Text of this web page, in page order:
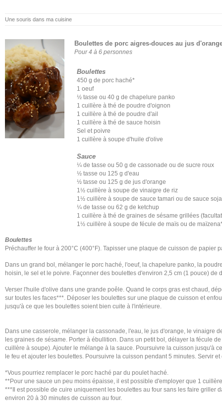
Une souris dans ma cuisine
Boulettes de porc aigres-douces au jus
Pour 4 à 6 personnes
Boulettes
450 g de porc haché*
1 oeuf
½ tasse ou 40 g de chapelure panko
1 cuillère à thé de poudre d'oignon
1 cuillère à thé de poudre d'ail
1 cuillère à thé de sauce hoisin
Sel et poivre
1 cuillère à soupe d'huile d'olive
Sauce
¼ de tasse ou 50 g de cassonade ou de sucre roux
½ tasse ou 125 g d'eau
½ tasse ou 125 g de jus d'orange
1½ cuillère à soupe de vinaigre de riz
1½ cuillère à soupe de sauce tamari ou de sauce soja
¼ de tasse ou 62 g de ketchup
1 cuillère à thé de graines de sésame grillées
1½ cuillère à soupe de fécule de maïs ou de
Boulettes
Préchauffer le four à 200°C (400°F). Tapisser une plaque de cuisson de papier
Dans un grand bol, mélanger le porc haché, l'oeuf, la chapelure panko, la
hoisin, le sel et le poivre. Façonner des boulettes d'environ 2,5 cm (1 pouce) de
Verser l'huile d'olive dans une grande poêle. Quand le corps gras est chaud,
sur toutes les faces***. Déposer les boulettes sur une plaque de cuisson et
jusqu'à ce que les boulettes soient bien cuite à l'intérieure.
Dans une casserole, mélanger la cassonade, l'eau, le jus d'orange, le vinaigre
les graines de sésame. Porter à ébullition. Dans un petit bol, délayer la fécule
cuillère à soupe). Ajouter le mélange à la sauce. Poursuivre la cuisson jusqu'à
le feu et ajouter les boulettes. Poursuivre la cuisson pendant 5 minutes. Servir
*Vous pourriez remplacer le porc haché par du poulet haché.
**Pour une sauce un peu moins épaisse, il est possible d'employer que 1
***Il est possible de cuire uniquement les boulettes au four sans les faire griller
environ 20 à 30 minutes de cuisson au four.